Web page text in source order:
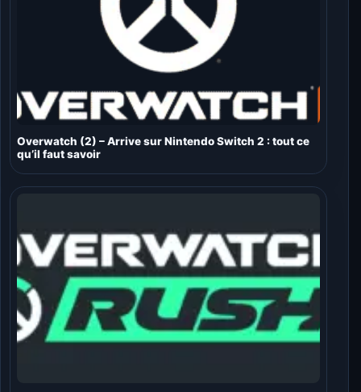
Overwatch (2) – Arrive sur Nintendo Switch 2 : tout ce
qu’il faut savoir